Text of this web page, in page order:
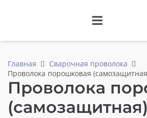
Главная
Сварочная проволока
Проволока порошковая
Проволока
(самозащитная)